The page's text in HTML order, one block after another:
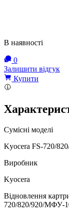
В наявності
0
Залишити відгук
Купити
Сумісні моделі
Kyocera FS-720/
Виробник
Kyocera
Відновлення
720/820/920/МФУ-